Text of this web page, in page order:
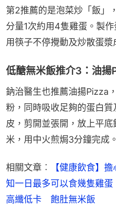
第2推薦的是泡菜炒「飯」
分量1次約用4隻雞蛋。製
用筷子不停攪動及炒散蛋漿
低醣無米飯推介3：油揚
鈉治醫生也推薦油揚Pizza
粉，同時吸收足夠的蛋白
皮，剪開並張開，放上平
米，用中火煎焗3分鐘完成。
相關文章︰
【健康飲食】
知一日最多可以食幾隻雞蛋
高纖低卡　飽肚無米飯